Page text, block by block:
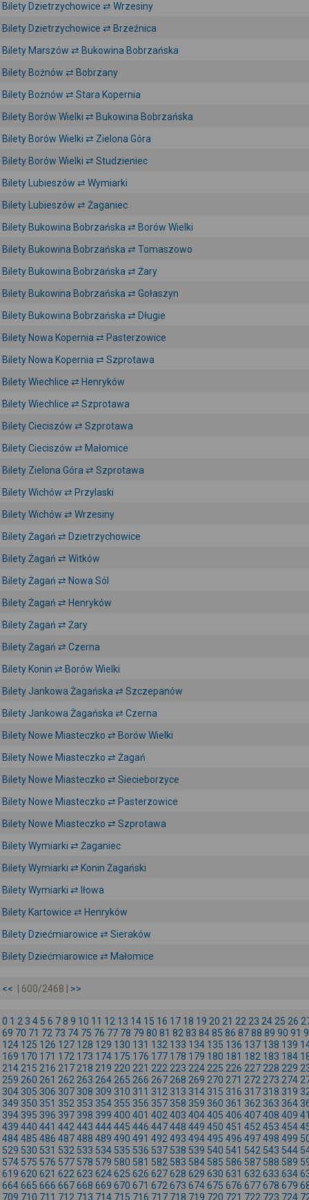
Bilety Dzietrzychowice ⇄ Wrzesiny
Bilety Dzietrzychowice ⇄ Brzeźnica
Bilety Marszów ⇄ Bukowina Bobrzańska
Bilety Bożnów ⇄ Bobrzany
Bilety Bożnów ⇄ Stara Kopernia
Bilety Borów Wielki ⇄ Bukowina Bobrzańska
Bilety Borów Wielki ⇄ Zielona Góra
Bilety Borów Wielki ⇄ Studzieniec
Bilety Lubieszów ⇄ Wymiarki
Bilety Lubieszów ⇄ Żaganiec
Bilety Bukowina Bobrzańska ⇄ Borów Wielki
Bilety Bukowina Bobrzańska ⇄ Tomaszowo
Bilety Bukowina Bobrzańska ⇄ Żary
Bilety Bukowina Bobrzańska ⇄ Gołaszyn
Bilety Bukowina Bobrzańska ⇄ Długie
Bilety Nowa Kopernia ⇄ Pasterzowice
Bilety Nowa Kopernia ⇄ Szprotawa
Bilety Wiechlice ⇄ Henryków
Bilety Wiechlice ⇄ Szprotawa
Bilety Cieciszów ⇄ Szprotawa
Bilety Cieciszów ⇄ Małomice
Bilety Zielona Góra ⇄ Szprotawa
Bilety Wichów ⇄ Przylaski
Bilety Wichów ⇄ Wrzesiny
Bilety Żagań ⇄ Dzietrzychowice
Bilety Żagań ⇄ Witków
Bilety Żagań ⇄ Nowa Sól
Bilety Żagań ⇄ Henryków
Bilety Żagań ⇄ Żary
Bilety Żagań ⇄ Czerna
Bilety Konin ⇄ Borów Wielki
Bilety Jankowa Żagańska ⇄ Szczepanów
Bilety Jankowa Żagańska ⇄ Czerna
Bilety Nowe Miasteczko ⇄ Borów Wielki
Bilety Nowe Miasteczko ⇄ Żagań
Bilety Nowe Miasteczko ⇄ Siecieborzyce
Bilety Nowe Miasteczko ⇄ Pasterzowice
Bilety Nowe Miasteczko ⇄ Szprotawa
Bilety Wymiarki ⇄ Żaganiec
Bilety Wymiarki ⇄ Konin Żagański
Bilety Wymiarki ⇄ Iłowa
Bilety Kartowice ⇄ Henryków
Bilety Dziećmiarowice ⇄ Sieraków
Bilety Dziećmiarowice ⇄ Małomice
<< | 600/2468 | >>
0 1 2 3 4 5 6 78 9 10 11 12 13 14 15 16 17 18 19 20 21 22 23 24 25 26
69 70 71 72 73 74 75 76 77 78 79 80 81 82 83 8485 86 8788 89 90 91
124 125 126 127 128 129 130 131 132 133 134 135 136 137 138 139
169 170 171 172 173 174 175 176 177 178 179 180 181 182 183 184
214 215 216 217 218 219 220 221 222 223 224 225 226 227 228 229
259 260 261 262 263 264 265 266 267 268 269 270 271 272 273 274
304 305 306 307 308 309 310 311 312 313 314 315 316 317 318 319
349 350 351 352 353 354 355 356 357 358 359 360 361 362 363 364
394 395 396 397 398 399 400 401 402 403 404405 406 407408 409
439 440 441 442 443 444445 446 447448 449 450 451 452 453 454
484485 486 487488 489 490 491 492 493 494495 496 497498 499
529 530 531 532 533 534 535 536 537 538 539 540 541 542 543 544
574 575 576 577 578 579 580 581 582 583 584 585 586 587 588 589
619 620 621 622 623 624625 626 627628 629 630 631 632 633 634
664665 666 667668 669 670 671 672 673 674675 676 677678 679
709 710 711 712 713 714 715 716 717 718 719 720 721 722 723 724